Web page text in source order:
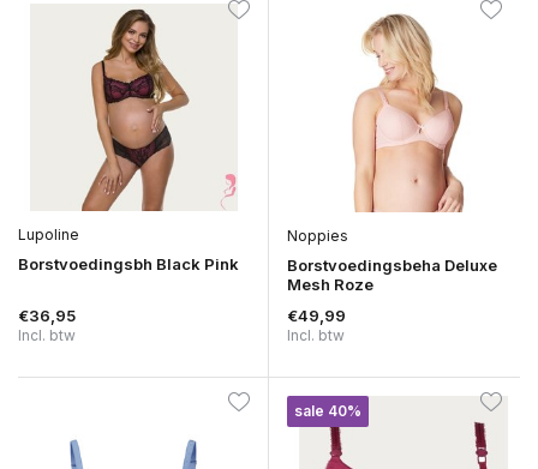
Lupoline
Borstvoedingsbh Black Pink
€36,95
Incl. btw
Noppies
Borstvoedingsbeha Deluxe
Mesh Roze
€49,99
Incl. btw
sale 40%